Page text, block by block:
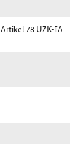
Artikel 78 UZK-IA